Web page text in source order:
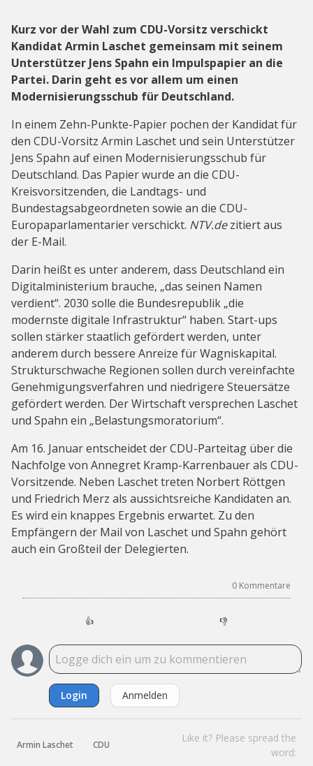
Kurz vor der Wahl zum CDU-Vorsitz verschickt
Kandidat Armin Laschet gemeinsam mit seinem
Unterstützer Jens Spahn ein Impulspapier an die
Partei. Darin geht es vor allem um einen
Modernisierungsschub für Deutschland.
In einem Zehn-Punkte-Papier pochen der Kandidat für
den CDU-Vorsitz Armin Laschet und sein Unterstützer
Jens Spahn auf einen Modernisierungsschub für
Deutschland. Das Papier wurde an die CDU-
Kreisvorsitzenden, die Landtags- und
Bundestagsabgeordneten sowie an die CDU-
Europaparlamentarier verschickt. NTV.dezitiert aus
der E-Mail.
Darin heißt es unter anderem, dass Deutschland ein
Digitalministerium brauche, „das seinen Namen
verdient“. 2030 solle die Bundesrepublik „die
modernste digitale Infrastruktur“ haben. Start-ups
sollen stärker staatlich gefördert werden, unter
anderem durch bessere Anreize für Wagniskapital.
Strukturschwache Regionen sollen durch vereinfachte
Genehmigungsverfahren und niedrigere Steuersätze
gefördert werden. Der Wirtschaft versprechen Laschet
und Spahn ein „Belastungsmoratorium“.
Am 16. Januar entscheidet der CDU-Parteitag über die
Nachfolge von Annegret Kramp-Karrenbauer als CDU-
Vorsitzende. Neben Laschet treten Norbert Röttgen
und Friedrich Merz als aussichtsreiche Kandidaten an.
Es wird ein knappes Ergebnis erwartet. Zu den
Empfängern der Mail von Laschet und Spahn gehört
auch ein Großteil der Delegierten.
0 Kommentare
👍 👎
Login Anmelden
Armin Laschet CDU
Like it? Please spread the
word: